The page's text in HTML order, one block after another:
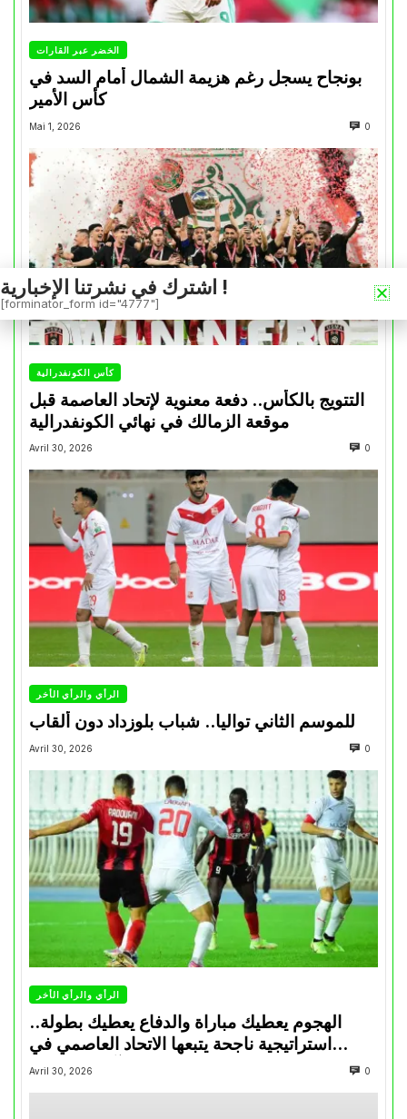
الخضر عبر القارات
بونجاح يسجل رغم هزيمة الشمال أمام السد في
كأس الأمير
Mai 1, 2026 0
كأس الكونفدرالية
التتويج بالكأس.. دفعة معنوية لإتحاد العاصمة قبل
موقعة الزمالك في نهائي الكونفدرالية
Avril 30, 2026 0
الرأي والرأي الأخر
للموسم الثاني تواليا.. شباب بلوزداد دون ألقاب
Avril 30, 2026 0
الرأي والرأي الأخر
الهجوم يعطيك مباراة والدفاع يعطيك بطولة..
استراتيجية ناجحة يتبعها الاتحاد العاصمي في
تتويجاته آخر السنوات
Avril 30, 2026 0
اشترك في نشرتنا الإخبارية !
[forminator_form id="4777"]